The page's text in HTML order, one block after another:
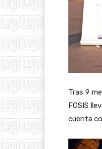
Tras 9
FOSIS
cuenta